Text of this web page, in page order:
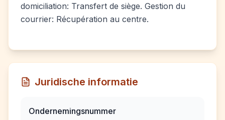
domiciliation: Transfert de siège. Gestion du
courrier: Récupération au centre.
Juridische informatie
Ondernemingsnummer